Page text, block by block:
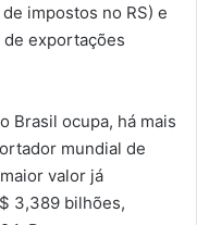
impostos no RS) e
de exportações
Brasil ocupa, há mais
mundial de
valor já
3,389 bilhões,